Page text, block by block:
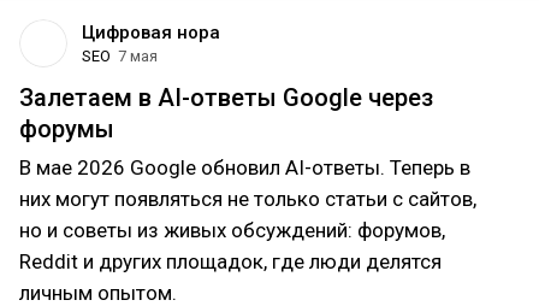
Цифровая нора
SEO 7 мая
Залетаем в AI-ответы Google через
форумы
В мае 2026 Google обновил AI-ответы. Теперь в
них могут появляться не только статьи с сайтов,
но и советы из живых обсуждений: форумов,
Reddit и других площадок, где люди делятся
личным опытом.